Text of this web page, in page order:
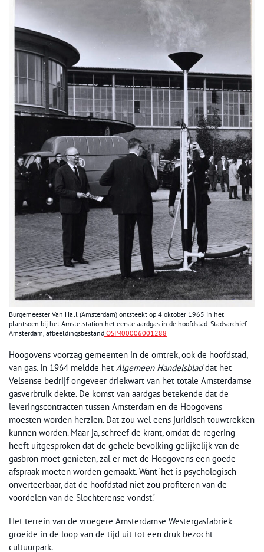
Burgemeester Van Hall (Amsterdam) ontsteekt op 4 oktober 1965 in het
plantsoen bij het Amstelstation het eerste aardgas in de hoofdstad. Stadsarchief
Amsterdam, afbeeldingsbestand OSIM00006001288
Hoogovens voorzag gemeenten in de omtrek, ook de hoofdstad,
van gas. In 1964 meldde het Algemeen Handelsbladdat het
Velsense bedrijf ongeveer driekwart van het totale Amsterdamse
gasverbruik dekte. De komst van aardgas betekende dat de
leveringscontracten tussen Amsterdam en de Hoogovens
moesten worden herzien. Dat zou wel eens juridisch touwtrekken
kunnen worden. Maar ja, schreef de krant, omdat de regering
heeft uitgesproken dat de gehele bevolking gelijkelijk van de
gasbron moet genieten, zal er met de Hoogovens een goede
afspraak moeten worden gemaakt. Want ‘het is psychologisch
onverteerbaar, dat de hoofdstad niet zou profiteren van de
voordelen van de Slochterense vondst.’
Het terrein van de vroegere Amsterdamse Westergasfabriek
groeide in de loop van de tijd uit tot een druk bezocht
cultuurpark.